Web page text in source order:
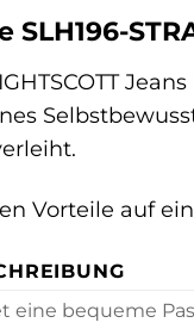
Vorteile auf
eine bequeme